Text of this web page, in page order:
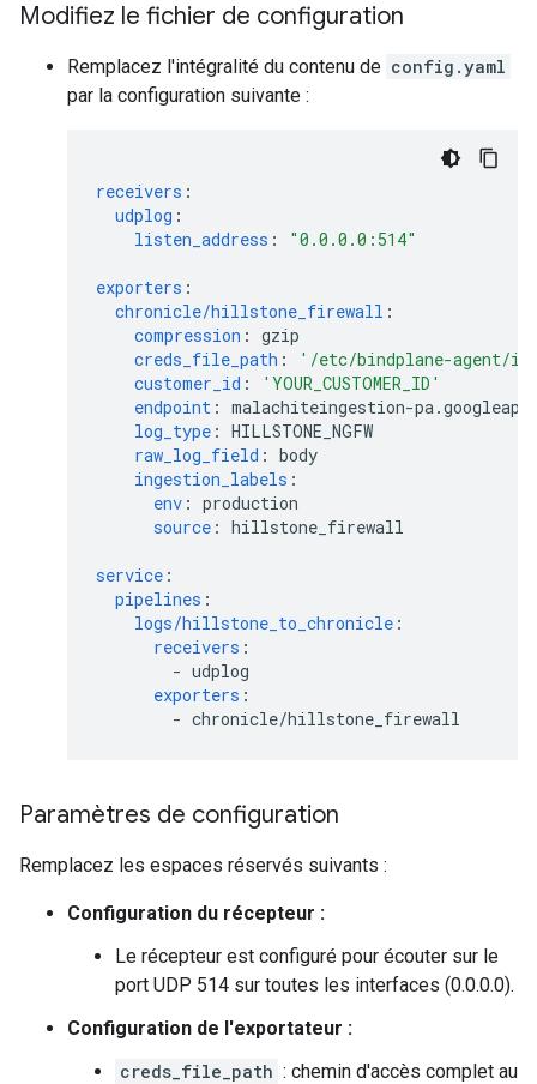
Modifiez le fichier de configuration
Remplacez l'intégralité du contenu de config.yaml
par la configuration suivante :
receivers :
udplog :
listen_address : "0.0.0.0:514"
exporters :
chronicle/hillstone_firewall :
compression : gzip
creds_file_path :
'/etc/bindplane-agent/
customer_id :
'YOUR_CUSTOMER_ID'
endpoint : malachiteingestion-
log_type : HILLSTONE_NGFW
raw_log_field : body
ingestion_labels :
env : production
source : hillstone_firewall
service :
pipelines :
logs/hillstone_to_chronicle :
receivers :
- udplog
exporters :
- chronicle/hillstone_firewall
Paramètres de configuration
Remplacez les espaces réservés suivants :
Configuration du récepteur :
Le récepteur est configuré pour écouter sur le
port UDP 514 sur toutes les interfaces (0.0.0.0).
Configuration de l'exportateur :
creds_file_path : chemin d'accès complet au